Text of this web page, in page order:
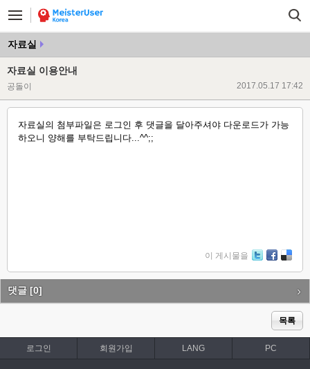
자료실
자료실 이용안내
공돌이 2017.05.17 17:42
자료실의 첨부파일은 로그인 후 댓글을 달아주셔야 다운로드가 가능
하오니 양해를 부탁드립니다...^^;;
이 게시물을
itte ce lici
댓글 [0]
목록
로그인 회원가입 LANG PC